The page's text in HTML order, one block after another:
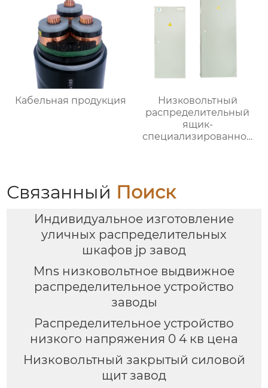
Кабельная продукция
Низковольтный
распределительный
ящик-
специализированное
Связанный Поиск
Индивидуальное изготовление
уличных распределительных
шкафов jp завод
Mns низковольтное выдвижное
распределительное устройство
заводы
Распределительное устройство
низкого напряжения 0 4 кв цена
Низковольтный закрытый силовой
щит завод